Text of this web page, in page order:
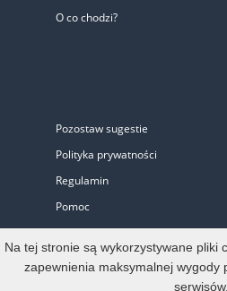
O co chodzi?
Pozostaw sugestie
Polityka prywatności
Regulamin
Pomoc
Biuro Prasowe
Na tej stronie są wykorzystywane pliki
zapewnienia maksymalnej wygody
serwisów.